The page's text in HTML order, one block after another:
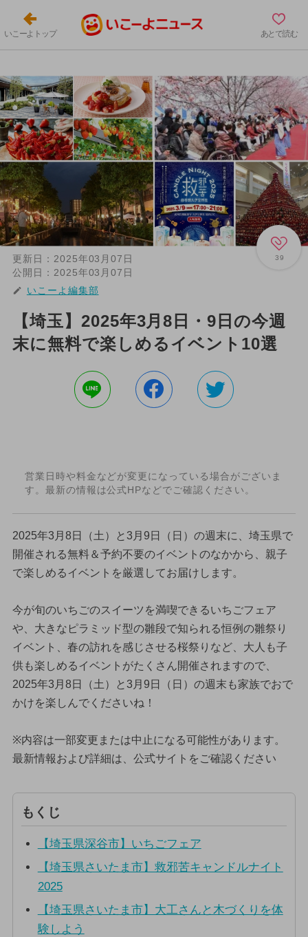
いこーよトップ あとで読む
39
更新日： 2025年03月07日
公開日： 2025年03月07日
いこーよ編集部
【埼玉】2025年3月8日・9日の今週
末に無料で楽しめるイベント10選
営業日時や料金などが変更になっている場合がございま
す。最新の情報は公式HPなどでご確認ください。
2025年3月8日（土）と3月9日（日）の週末に、埼玉県で
開催される無料＆予約不要のイベントのなかから、親子
で楽しめるイベントを厳選してお届けします。
今が旬のいちごのスイーツを満喫できるいちごフェア
や、大きなピラミッド型の雛段で知られる恒例の雛祭り
イベント、春の訪れを感じさせる桜祭りなど、大人も子
供も楽しめるイベントがたくさん開催されますので、
2025年3月8日（土）と3月9日（日）の週末も家族でおで
かけを楽しんでくださいね！
※内容は一部変更または中止になる可能性があります。
最新情報および詳細は、公式サイトをご確認ください
もくじ
【埼玉県深谷市】いちごフェア
【埼玉県さいたま市】救邪苦キャンドルナイト
2025
【埼玉県さいたま市】大工さんと木づくりを体
験しよう